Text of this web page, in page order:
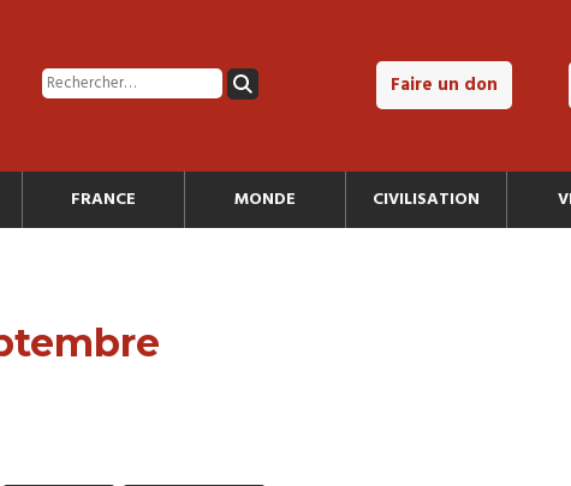
Faire un don
FRANCE MONDE CIVILISATION